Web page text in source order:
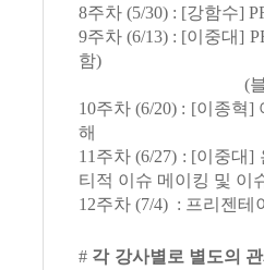
8주차 (5/30) : [강함수]
9주차 (6/13) : [이중대]
함)
(블로그스피어
10주차 (6/20) : [이종혁]
해
11주차 (6/27) : [이중대
티적 이슈 메이킹 및 이
12주차 (7/4) : 프리젠테
# 각 강사별로 별도의